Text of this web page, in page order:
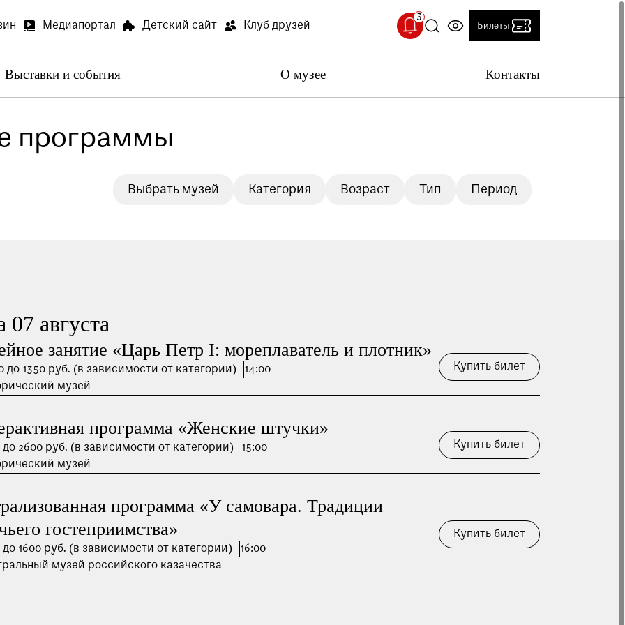
Медиапортал Детский сайт Клуб друзей Билеты
Выставки и события О музее Контакты
Специальный температурный режим
В залах Исторического музея установлен
программы
Выбрать музей Категория Возраст Тип Период
августа
занятие «Царь Петр I: мореплаватель и плотник»
до 1350 руб. (в зависимости от категории)
14:00
музей
Купить билет
программа «Женские штучки»
до 2600 руб. (в зависимости от категории)
15:00
музей
Купить билет
программа «У самовара. Традиции
гостеприимства»
до 1600 руб. (в зависимости от категории)
16:00
музей российского казачества
Купить билет